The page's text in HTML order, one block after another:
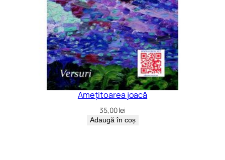
Amețitoarea joacă
35,00lei
Adaugă în coș